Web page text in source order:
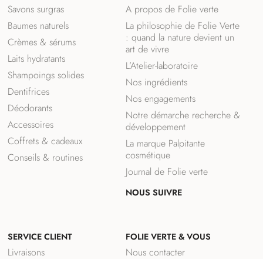
Savons surgras
Baumes naturels
Crèmes & sérums
Laits hydratants
Shampoings solides
Dentifrices
Déodorants
Accessoires
Coffrets & cadeaux
Conseils & routines
A propos de Folie verte
La philosophie de Folie Verte
: quand la nature devient un
art de vivre
L’Atelier-laboratoire
Nos ingrédients
Nos engagements
Notre démarche recherche &
développement
La marque Palpitante
cosmétique
Journal de Folie verte
NOUS SUIVRE
c
e
s
SERVICE CLIENT
Livraisons
FOLIE VERTE & VOUS
Nous contacter